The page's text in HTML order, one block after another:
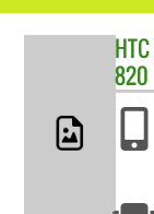
HTC
820